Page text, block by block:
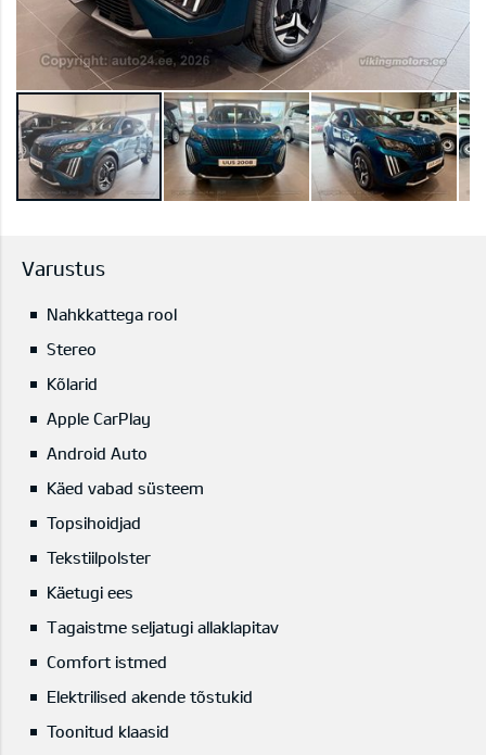
Varustus
Nahkkattega rool
Stereo
Kõlarid
Apple CarPlay
Android Auto
Käed vabad süsteem
Topsihoidjad
Tekstiilpolster
Käetugi ees
Tagaistme seljatugi allaklapitav
Comfort istmed
Elektrilised akende tõstukid
Toonitud klaasid